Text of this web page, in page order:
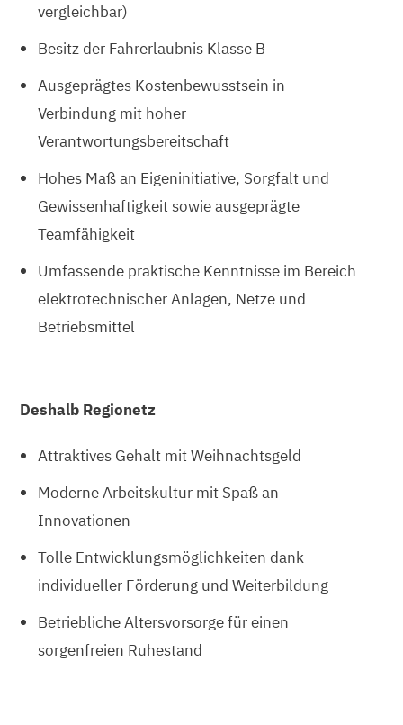
vergleichbar)
Besitz der Fahrerlaubnis Klasse B
Ausgeprägtes Kostenbewusstsein in
Verbindung mit hoher
Verantwortungsbereitschaft
Hohes Maß an Eigeninitiative, Sorgfalt und
Gewissenhaftigkeit sowie ausgeprägte
Teamfähigkeit
Umfassende praktische Kenntnisse im Bereich
elektrotechnischer Anlagen, Netze und
Betriebsmittel
Deshalb Regionetz
Attraktives Gehalt mit Weihnachtsgeld
Moderne Arbeitskultur mit Spaß an
Innovationen
Tolle Entwicklungsmöglichkeiten dank
individueller Förderung und Weiterbildung
Betriebliche Altersvorsorge für einen
sorgenfreien Ruhestand